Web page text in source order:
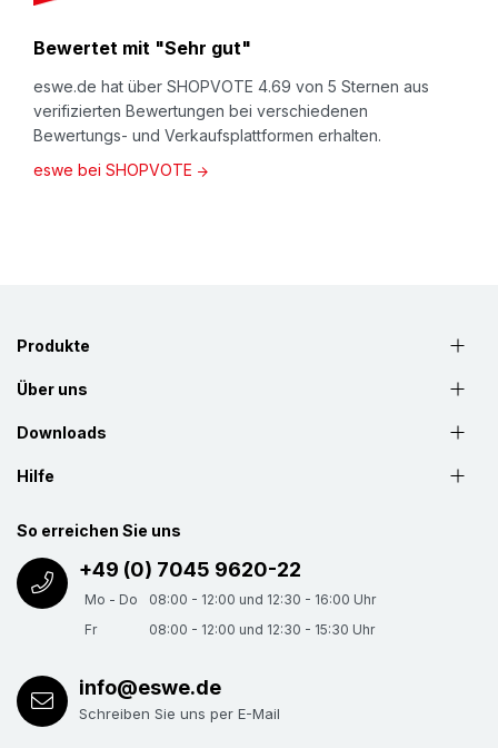
Bewertet mit "Sehr gut"
eswe.de hat über SHOPVOTE 4.69 von 5 Sternen aus
verifizierten Bewertungen bei verschiedenen
Bewertungs- und Verkaufsplattformen erhalten.
eswe bei SHOPVOTE
Produkte
Über uns
Downloads
Hilfe
So erreichen Sie uns
+49 (0) 7045 9620-22
Mo - Do
08:00 - 12:00 und 12:30 - 16:00 Uhr
Fr
08:00 - 12:00 und 12:30 - 15:30 Uhr
info@eswe.de
Schreiben Sie uns per E-Mail